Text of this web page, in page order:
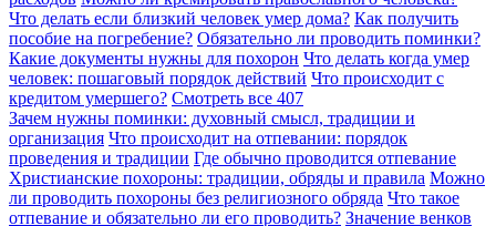
Что делать если близкий человек умер дома? Как получить
пособие на погребение? Обязательно ли проводить поминки?
Какие документы нужны для похорон Что делать когда умер
человек: пошаговый порядок действий Что происходит с
кредитом умершего? Смотреть все 407
Зачем нужны поминки: духовный смысл, традиции и
организация Что происходит на отпевании: порядок
проведения и традиции Где обычно проводится отпевание
Христианские похороны: традиции, обряды и правила Можно
ли проводить похороны без религиозного обряда Что такое
отпевание и обязательно ли его проводить? Значение венков